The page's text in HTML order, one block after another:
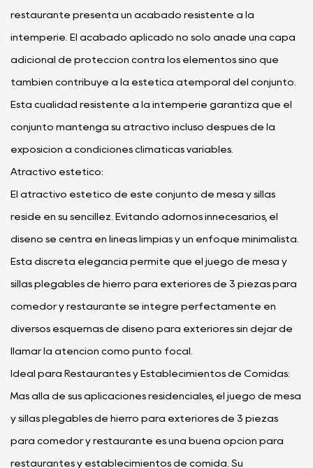
restaurante presenta un acabado resistente a la
intemperie. El acabado aplicado no sólo añade una capa
adicional de protección contra los elementos sino que
también contribuye a la estética atemporal del conjunto.
Esta cualidad resistente a la intemperie garantiza que el
conjunto mantenga su atractivo incluso después de la
exposición a condiciones climáticas variables.
Atractivo estético:
El atractivo estético de este conjunto de mesa y sillas
reside en su sencillez. Evitando adornos innecesarios, el
diseño se centra en líneas limpias y un enfoque minimalista.
Esta discreta elegancia permite que el juego de mesa y
sillas plegables de hierro para exteriores de 3 piezas para
comedor y restaurante se integre perfectamente en
diversos esquemas de diseño para exteriores sin dejar de
llamar la atención como punto focal.
Ideal para Restaurantes y Establecimientos de Comidas:
Más allá de sus aplicaciones residenciales, el juego de mesa
y sillas plegables de hierro para exteriores de 3 piezas
para comedor y restaurante es una buena opción para
restaurantes y establecimientos de comida. Su